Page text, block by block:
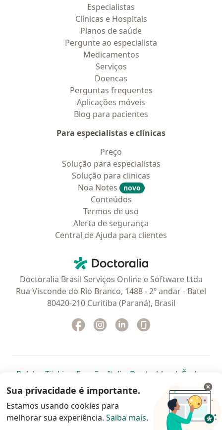
Especialistas
Clínicas e Hospitais
Planos de saúde
Pergunte ao especialista
Medicamentos
Serviços
Doencas
Perguntas frequentes
Aplicações móveis
Blog para pacientes
Para especialistas e clínicas
Preço
Solução para especialistas
Solução para clinicas
Noa Notes
novo
Conteúdos
Termos de uso
Alerta de segurança
Central de Ajuda para clientes
Doctoralia - Homepage
Doctoralia Brasil Serviços Online e Software Ltda
Rua Visconde do Rio Branco, 1488 - 2º andar - Batel
80420-210 Curitiba (Paraná), Brasil
Facebook
abre num novo separador
Instagram
abre num novo separador
Linkedin
abre num novo
Polska abre num novo separador
Türkiye abre num novo separador
España abre num novo separador
Italia abre num novo
Deutschlandabre num
Česko
Portugal abre num novo separador
, México abre num novo separador
, abre num novo separador
Brasil abre num novoabre num
abre
Colombia abre num novo
www.doctoralia.com.br © 2026 - Agende agora sua
Sua privacidade é importante.
Estamos usando cookies para
melhorar sua experiência. Saiba mais.